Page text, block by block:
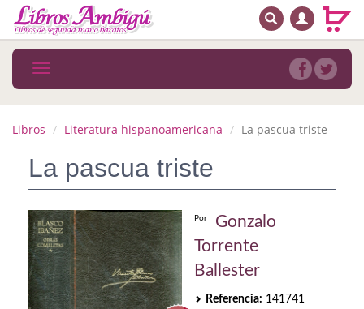
MENÚ PRINCIPAL
Novedades
MATERIAS
Astrología. Ocultismo
Autoayuda. Conocimiento personal
Autoayuda. Crecimiento personal
BUSCAR
Toggle
navigation
Libros Literatura hispanoamericana La pascua triste
La pascua triste
Por
Gonzalo
Torrente
Ballester
Referencia: 141741